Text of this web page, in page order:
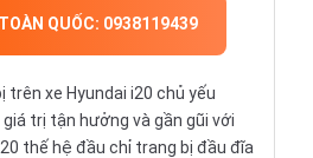
QUỐC: 0938119439
trên xe Hyundai i20 chủ yếu
trị tận hưởng và gần gũi với
thế hệ đầu chỉ trang bị đầu đĩa